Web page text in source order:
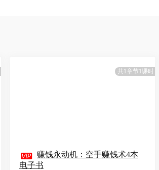
共1章节1课时
 赚钱永动机：空手赚钱术4本
电子书